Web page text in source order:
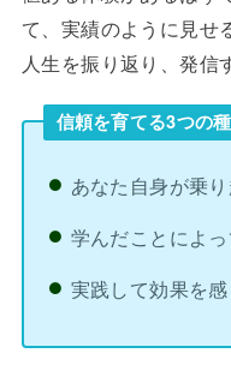
て、実績のように見せ
人生を振り返り、発信
信頼を育てる3つの種
あなた自身が乗
学んだことによ
実践して効果を